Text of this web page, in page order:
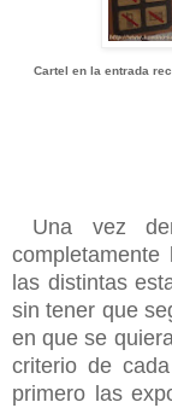
Cartel en la entrada
Una vez
las distintas
sin tener que
en que se
criterio de
primero las